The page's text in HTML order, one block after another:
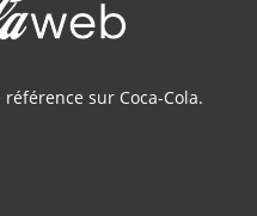
sur Coca-Cola.